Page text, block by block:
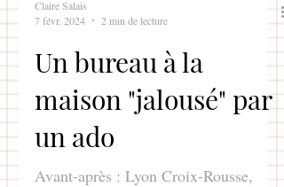
7 févr. 2024
2 min de lecture
Un bureau à la
maison "jalousé" par
un ado